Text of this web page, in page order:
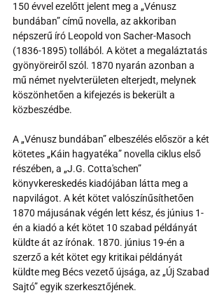
150 évvel ezelőtt jelent meg a „Vénusz
bundában” című novella, az akkoriban
népszerű író Leopold von Sacher-Masoch
(1836-1895) tollából. A kötet a megaláztatás
gyönyöreiről szól. 1870 nyarán azonban a
mű német nyelvterületen elterjedt, melynek
köszönhetően a kifejezés is bekerült a
közbeszédbe.
A „Vénusz bundában” elbeszélés először a két
kötetes „Káin hagyatéka” novella ciklus első
részében, a „J.G. Cotta'schen”
könyvkereskedés kiadójában látta meg a
napvilágot. A két kötet valószínűsíthetően
1870 májusának végén lett kész, és június 1-
én a kiadó a két kötet 10 szabad példányát
küldte át az írónak. 1870. június 19-én a
szerző a két kötet egy kritikai példányát
küldte meg Bécs vezető újsága, az „Új Szabad
Sajtó” egyik szerkesztőjének.